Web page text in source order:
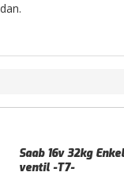
Saab 16v 32kg
ventil -T7-